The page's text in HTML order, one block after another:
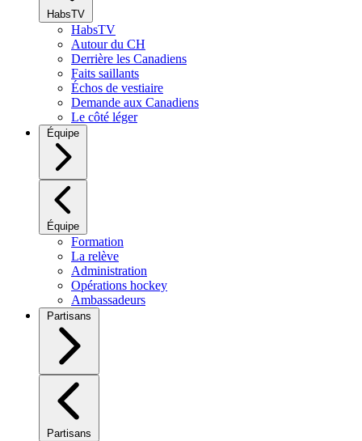
HabsTV
HabsTV
Autour du CH
Derrière les Canadiens
Faits saillants
Échos de vestiaire
Demande aux Canadiens
Le côté léger
Équipe
Équipe
Formation
La relève
Administration
Opérations hockey
Ambassadeurs
Partisans
Partisans